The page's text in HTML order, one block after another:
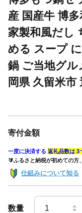
産 国産牛 博
家製和風だし
める スープ
鍋 ご当地グル
岡県 久留米市
寄付金額
一度に決済する 返礼品数は３
🔰ふるさと納税が初めての方
仕組みについて知る
数量